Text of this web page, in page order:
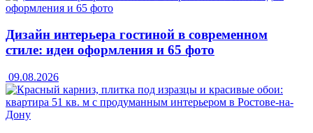
Дизайн интерьера гостиной в современном
стиле: идеи оформления и 65 фото
09.08.2026